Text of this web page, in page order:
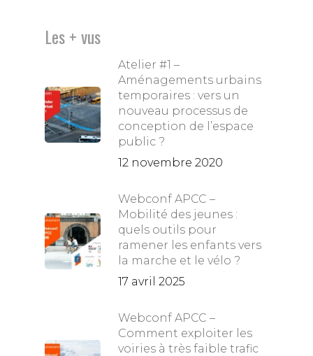
Les + vus
Atelier #1 –
Aménagements urbains
temporaires : vers un
nouveau processus de
conception de l’espace
public ?
12 novembre 2020
Webconf APCC –
Mobilité des jeunes :
quels outils pour
ramener les enfants vers
la marche et le vélo ?
17 avril 2025
Webconf APCC –
Comment exploiter les
voiries à très faible trafic